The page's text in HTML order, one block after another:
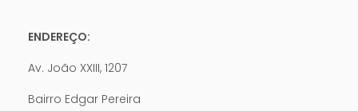
ENDEREÇO:
Av. João XXIII, 1207
Bairro Edgar Pereira